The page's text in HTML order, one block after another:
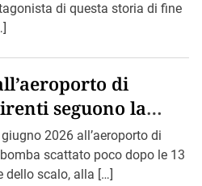
di questa storia di fine
di
seguono la
2026 all’aeroporto di
scattato poco dopo le 13
dello scalo, alla […]